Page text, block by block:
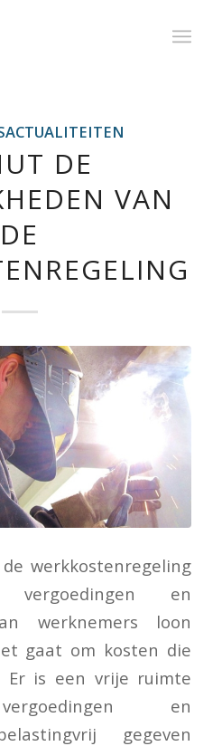
DE
VAN
DE
werkkostenregeling
en
werknemers loon
gaat om kosten die
Er is een vrije ruimte
en
gegeven